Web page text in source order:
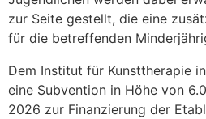
zur Seite gestellt, die eine
für die betreffenden
Dem Institut für Kunsttherapie
eine Subvention in Höhe von
2026 zur Finanzierung der